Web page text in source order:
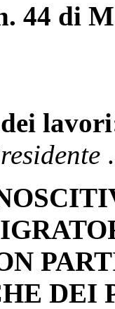
44 di
DEI